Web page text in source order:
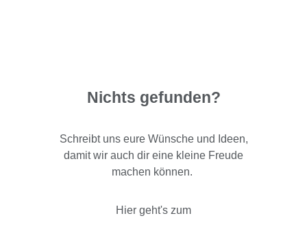
Nichts gefunden?
Schreibt uns eure Wünsche und Ideen,
damit wir auch dir eine kleine Freude
machen können.
Hier geht's zum